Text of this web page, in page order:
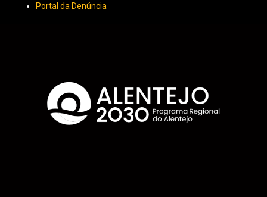
Portal da Denúncia